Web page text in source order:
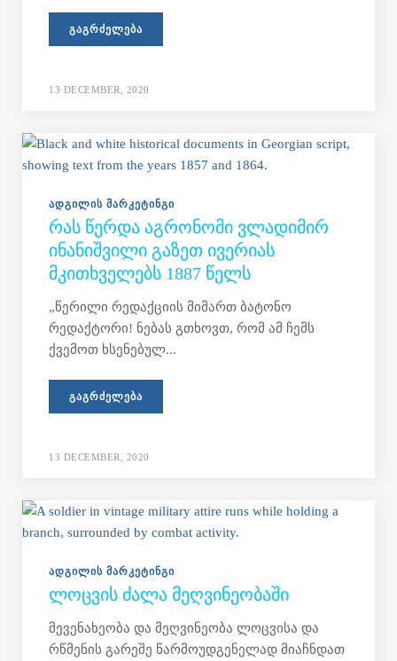
ᲒᲐᲒᲠᲫᲔᲚᲔᲑᲐ
13 DECEMBER, 2020
ᲐᲓᲒᲘᲚᲘᲡ ᲛᲐᲠᲙᲔᲢᲘᲜᲒᲘ
ᲠᲐᲡ ᲬᲔᲠᲓᲐ ᲐᲒᲠᲝᲜᲝᲛᲘ ᲕᲚᲐᲓᲘᲛᲘᲠ
ᲘᲜᲐᲜᲘᲨᲕᲘᲚᲘ ᲒᲐᲖᲔᲗ ᲘᲕᲔᲠᲘᲐᲡ
ᲛᲙᲘᲗᲮᲕᲔᲚᲔᲑᲡ 1887 ᲬᲔᲚᲡ
„წერილი რედაქციის მიმართ ბატონო
რედაქტორი! ნებას გთხოვთ, რომ ამ ჩემს
ქვემოთ ხსენებულ...
ᲒᲐᲒᲠᲫᲔᲚᲔᲑᲐ
13 DECEMBER, 2020
ᲐᲓᲒᲘᲚᲘᲡ ᲛᲐᲠᲙᲔᲢᲘᲜᲒᲘ
ᲚᲝᲪᲕᲘᲡ ᲫᲐᲚᲐ ᲛᲔᲦᲕᲘᲜᲔᲝᲑᲐᲨᲘ
მევენახეობა და მეღვინეობა ლოცვისა და
რწმენის გარეშე წარმოუდგენელად მიაჩნდათ